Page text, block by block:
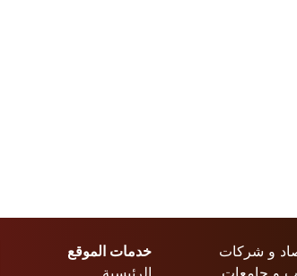
و شركات
و جامعات
خدمات الموقع
الرئيسية